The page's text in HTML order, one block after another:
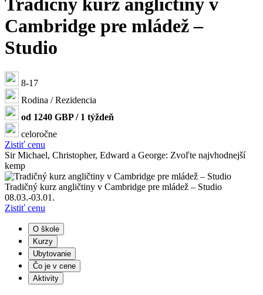
Tradičný kurz angličtiny v
Cambridge pre mládež –
Studio
8-17
Rodina / Rezidencia
od 1240 GBP / 1 týždeň
celoročne
Zistiť cenu
Sir Michael, Christopher, Edward a George: Zvoľte najvhodnejší
kemp
Tradičný kurz angličtiny v Cambridge pre mládež – Studio
08.03.-03.01.
Zistiť cenu
O škole
Kurzy
Ubytovanie
Čo je v cene
Aktivity